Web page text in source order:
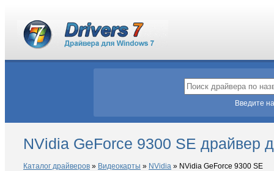
Введите
NVidia GeForce 9300 SE драйвер
Каталог драйверов » Видеокарты » NVidia » NVidia GeForce 9300 SE